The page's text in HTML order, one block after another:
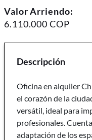
Valor Arriendo:
6.110.000 COP
Descripción
Oficina en alquiler
el corazón de la
versátil, ideal para
profesionales.
adaptación de los